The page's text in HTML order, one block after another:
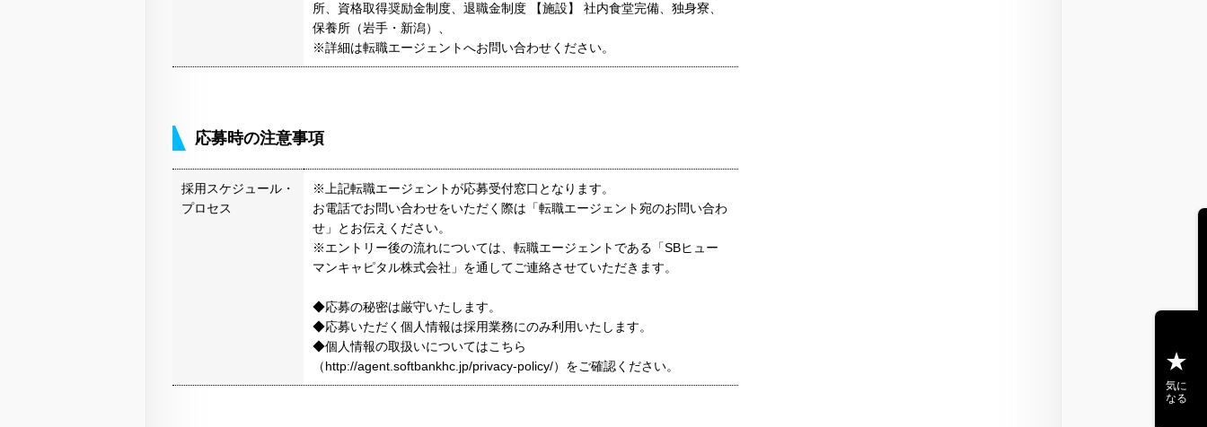
所、資格取得奨励金制度、退職金制度 【施設】 社内食堂完備、独身寮、
保養所（岩手・新潟）、
※詳細は転職エージェントへお問い合わせください。
応募時の注意事項
採用スケジュール・
プロセス
※上記転職エージェントが応募受付窓口となります。
お電話でお問い合わせをいただく際は「転職エージェント宛のお問い合わ
せ」とお伝えください。
※エントリー後の流れについては、転職エージェントである「SBヒュー
マンキャピタル株式会社」を通してご連絡させていただきます。
◆応募の秘密は厳守いたします。
◆応募いただく個人情報は採用業務にのみ利用いたします。
◆個人情報の取扱いについてはこちら
（http://agent.softbankhc.jp/privacy-policy/）をご確認ください。
気に
なる